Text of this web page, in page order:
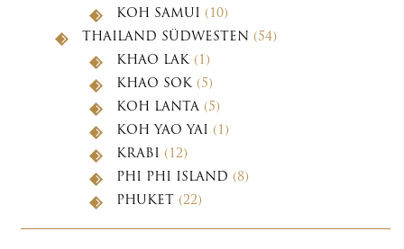
KOH SAMUI (10)
THAILAND SÜDWESTEN (54)
KHAO LAK(1)
KHAO SOK(5)
KOH LANTA (5)
KOH YAO YAI (1)
KRABI (12)
PHI PHI ISLAND (8)
PHUKET (22)